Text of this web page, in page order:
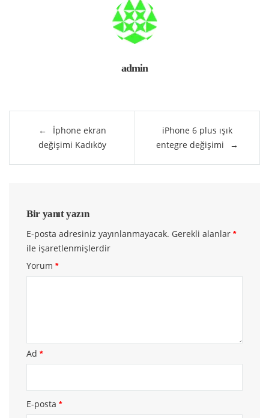
admin
gezinmesi
İphone ekran
değişimi Kadıköy
iPhone 6 plus ışık
entegre değişimi
Bir yanıt yazın
E-posta adresiniz yayınlanmayacak. Gerekli alanlar*
ile işaretlenmişlerdir
Yorum*
Ad*
E-posta*